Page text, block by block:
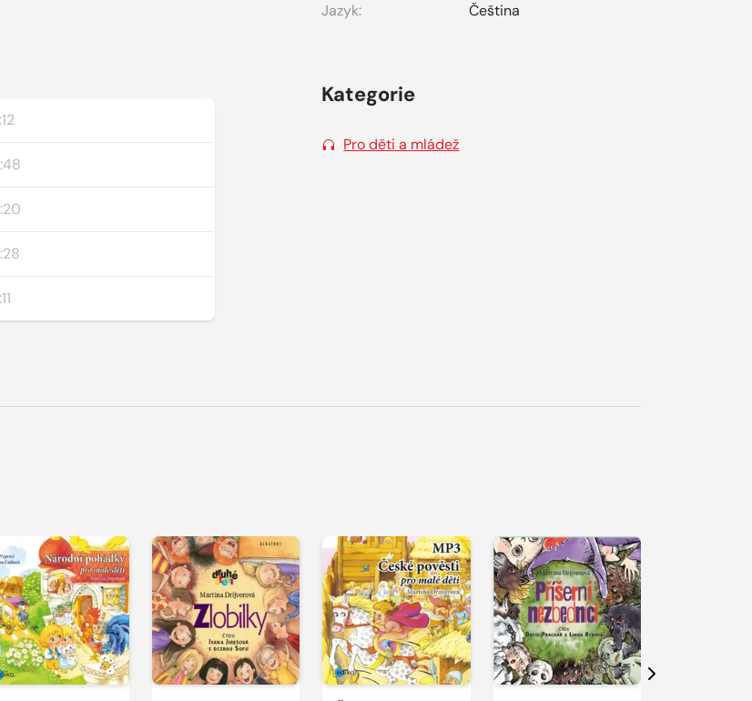
Jazyk:
Čeština
Kategorie
Pro děti a mládež
Přehrát Přehrát
ukázku
Přehrát
ukázku
Přehrát
ukázku
Další